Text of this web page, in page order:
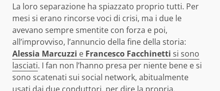
La loro separazione ha spiazzato proprio tutti. Per
mesi si erano rincorse voci di crisi, ma i due le
avevano sempre smentite con forza e poi,
all’improvviso, l’annuncio della fine della storia:
Alessia Marcuzzi e Francesco Facchinetti si sono
lasciati. I fan non l’hanno presa per niente bene e si
sono scatenati sui social network, abitualmente
usati dai due conduttori, per dire la propria.